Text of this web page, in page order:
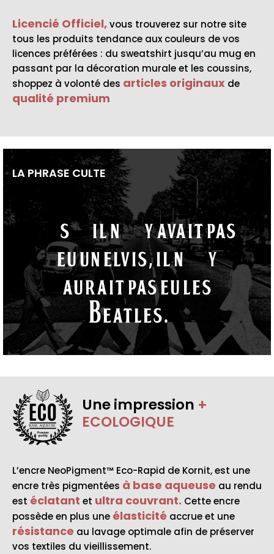
Licencié Officiel,vous trouverez sur notre site
tous les produits tendance aux couleurs de vos
licences préférées : du sweatshirt jusqu’au mug en
passant par la décoration murale et les coussins,
shoppez à volonté des articles originaux de
qualité premium
LA PHRASE CULTE
“S’il n’y avait pas
eu un Elvis, il n’y
aurait pas eu les
Beatles.“
BASE AQUEUSE
Une impression +
ECOLOGIQUE
L’encre NeoPigment™ Eco-Rapid de Kornit, est une
encre très pigmentées à base aqueuse au rendu
est éclatant et ultra couvrant. Cette encre
possède en plus une élasticité accrue et une
résistance au lavage optimale afin de préserver
vos textiles du vieillissement.